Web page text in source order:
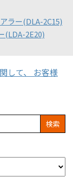
ラー(DLA-2C15)
(LDA-2E20)
して、 お客様